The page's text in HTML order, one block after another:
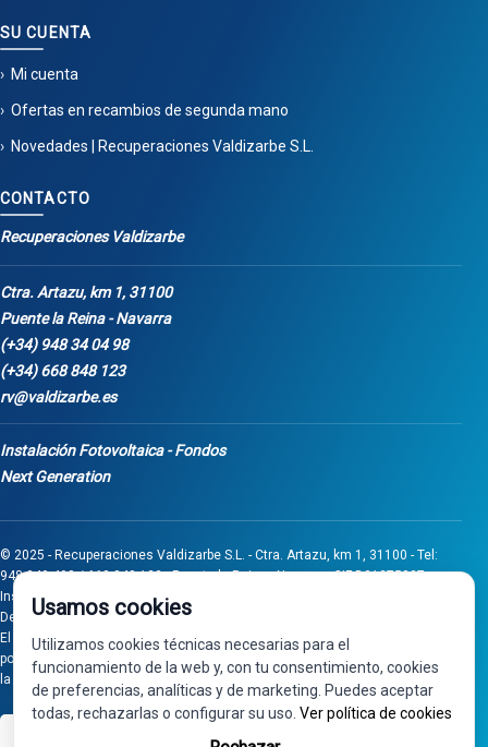
SU CUENTA
Mi cuenta
Ofertas en recambios de segunda mano
Novedades | Recuperaciones Valdizarbe S.L.
CONTACTO
Recuperaciones Valdizarbe
Ctra. Artazu, km 1, 31100
Puente la Reina - Navarra
(+34) 948 34 04 98
(+34) 668 848 123
rv@valdizarbe.es
Instalación Fotovoltaica - Fondos
Next Generation
© 2025 - Recuperaciones Valdizarbe S.L. - Ctra. Artazu, km 1, 31100 - Tel:
948 340 498 / 668 848 123 - Puente la Reina - Navarra - CIF B31275837.
Inscrita en el Registro Mercantil de Navarra, Tomo 32, Folio 75, Hoja 525.
Desarrollado porSeintosoft
El proyecto de inversión "0011-0558-2024-000008" ha sido subvencionado
por Gobierno de Navarra al amparo de la convocatoria de 2024 de Ayudas a
la inversión en pymes industriales
Usamos cookies
Utilizamos cookies técnicas necesarias para el
funcionamiento de la web y, con tu consentimiento, cookies
de preferencias, analíticas y de marketing. Puedes aceptar
todas, rechazarlas o configurar su uso. Ver política de cookies